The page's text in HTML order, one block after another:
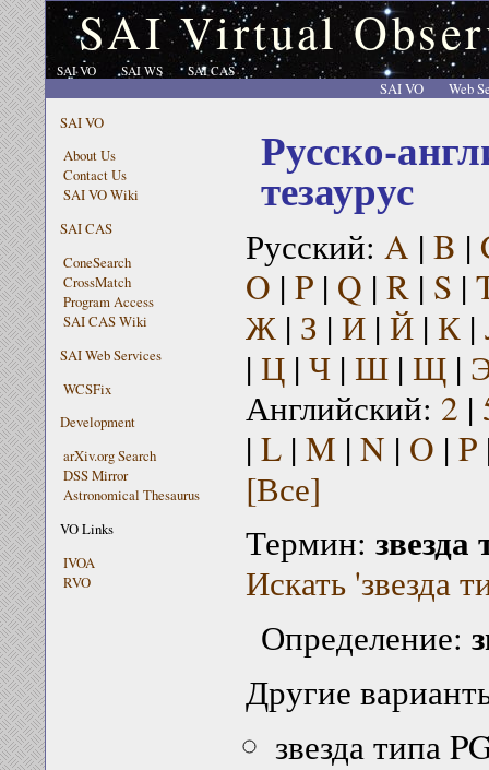
SAI Virtual
SAI VO SAI WS SAI CAS
SAI VO
Web
SAI VO
About Us
Contact Us
SAI VO Wiki
SAI CAS
ConeSearch
CrossMatch
Program Access
SAI CAS Wiki
SAI Web Services
WCSFix
Development
arXiv.org Search
DSS Mirror
Astronomical Thesaurus
VO Links
IVOA
RVO
Русско-
тезаурус
Русский: A | B |
O | P| Q | R| S |
Ж| З | И| Й| К|
| Ц| Ч| Ш| Щ|
Английский: 2 |
| L| M | N | O | P
[Все]
Термин:
Искать 'звезда
Определение:
Другие
звезда типа